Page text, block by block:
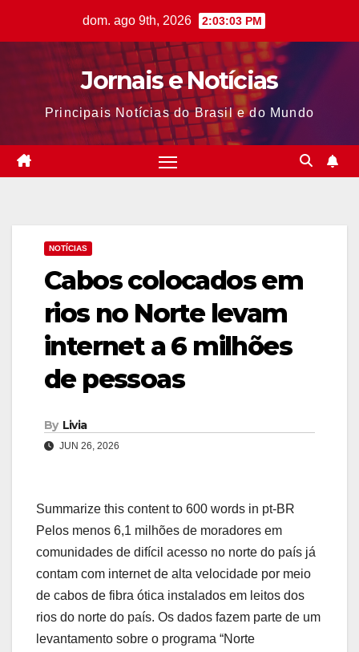
dom. ago 9th, 2026 2:03:04 PM
Jornais e Notícias
Principais Notícias do Brasil e do Mundo
NOTÍCIAS
Cabos colocados em
rios no Norte levam
internet a 6 milhões
de pessoas
By Livia
JUN 26, 2026
Summarize this content to 600 words in pt-BR
Pelos menos 6,1 milhões de moradores em
comunidades de difícil acesso no norte do país já
contam com internet de alta velocidade por meio
de cabos de fibra ótica instalados em leitos dos
rios do norte do país. Os dados fazem parte de um
levantamento sobre o programa “Norte